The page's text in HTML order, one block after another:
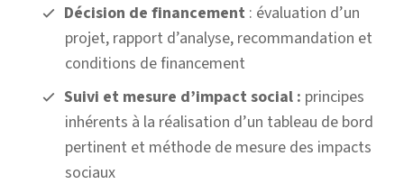
Décision de financement : évaluation d’un
projet, rapport d’analyse, recommandation et
conditions de financement
Suivi et mesure d’impact social : principes
inhérents à la réalisation d’un tableau de bord
pertinent et méthode de mesure des impacts
sociaux